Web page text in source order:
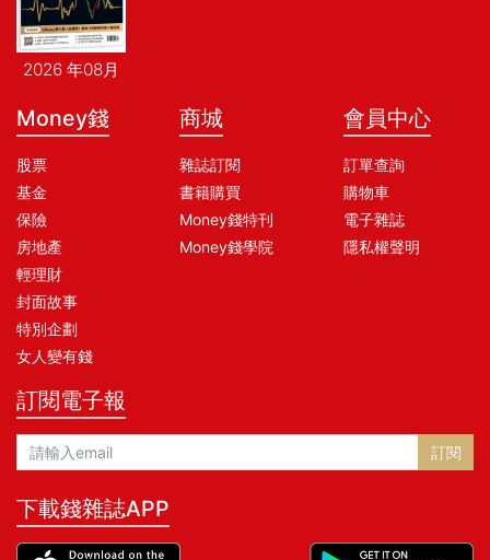
2026 年08月
Money錢
股票
基金
保險
房地產
輕理財
封面故事
特別企劃
女人變有錢
商城
雜誌訂閱
書籍購買
Money錢特刊
Money錢學院
會員中心
訂單查詢
購物車
電子雜誌
隱私權聲明
訂閱電子報
訂閱
下載錢雜誌APP